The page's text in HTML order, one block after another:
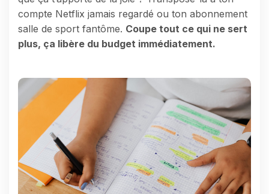
compte Netflix jamais regardé ou ton abonnement
salle de sport fantôme. Coupe tout ce qui ne sert
plus, ça libère du budget immédiatement.